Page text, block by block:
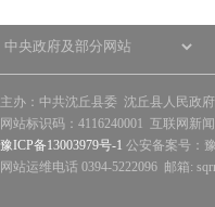
主办：中共沈丘县委 沈丘县人民政
网站标识码：4116240001 互联网新
豫ICP备13003979号-1 公安备案号：
网站运维电话 0394-5222096 邮箱: